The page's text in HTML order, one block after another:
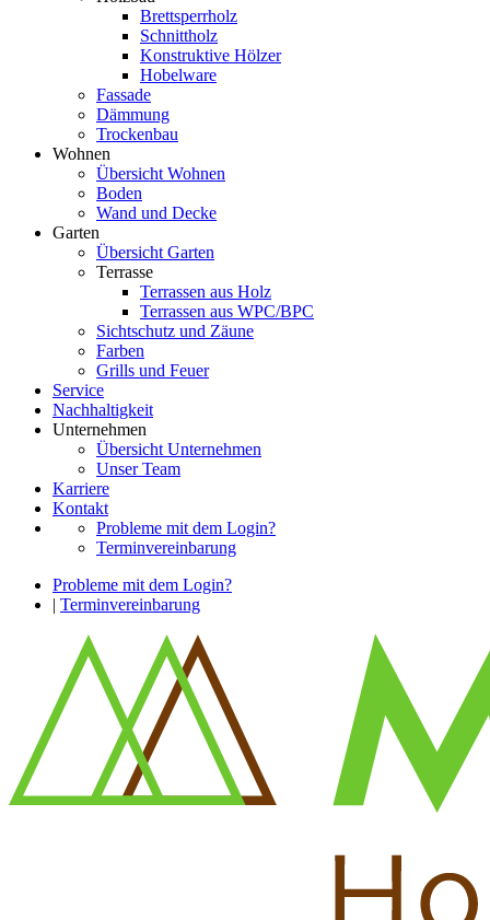
Brettsperrholz
Schnittholz
Konstruktive Hölzer
Hobelware
Fassade
Dämmung
Trockenbau
Wohnen
Übersicht Wohnen
Boden
Wand und Decke
Garten
Übersicht Garten
Terrasse
Terrassen aus Holz
Terrassen aus WPC/BPC
Sichtschutz und Zäune
Farben
Grills und Feuer
Service
Nachhaltigkeit
Unternehmen
Übersicht Unternehmen
Unser Team
Karriere
Kontakt
Probleme mit dem Login?
Terminvereinbarung
Probleme mit dem Login?
| Terminvereinbarung